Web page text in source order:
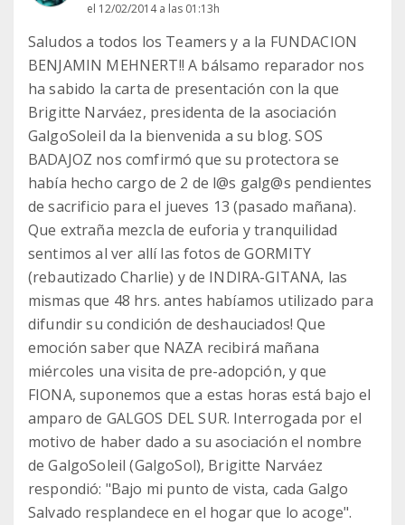
el 12/02/2014 a las 01:13h
Saludos a todos los Teamers y a la FUNDACION
BENJAMIN MEHNERT!! A bálsamo reparador nos
ha sabido la carta de presentación con la que
Brigitte Narváez, presidenta de la asociación
GalgoSoleil da la bienvenida a su blog. SOS
BADAJOZ nos comfirmó que su protectora se
había hecho cargo de 2 de l@s galg@s pendientes
de sacrificio para el jueves 13 (pasado mañana).
Que extraña mezcla de euforia y tranquilidad
sentimos al ver allí las fotos de GORMITY
(rebautizado Charlie) y de INDIRA-GITANA, las
mismas que 48 hrs. antes habíamos utilizado para
difundir su condición de deshauciados! Que
emoción saber que NAZA recibirá mañana
miércoles una visita de pre-adopción, y que
FIONA, suponemos que a estas horas está bajo el
amparo de GALGOS DEL SUR. Interrogada por el
motivo de haber dado a su asociación el nombre
de GalgoSoleil (GalgoSol), Brigitte Narváez
respondió: "Bajo mi punto de vista, cada Galgo
Salvado resplandece en el hogar que lo acoge".